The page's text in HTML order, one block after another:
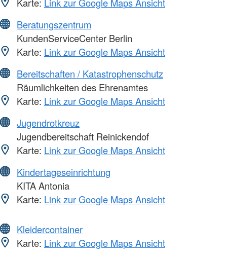
Beratungszentrum
KundenServiceCenter Berlin
Karte: Link zur Google Maps Ansicht
Bereitschaften / Katastrophenschutz
Räumlichkeiten des Ehrenamtes
Karte: Link zur Google Maps Ansicht
Jugendrotkreuz
Jugendbereitschaft Reinickendof
Karte: Link zur Google Maps Ansicht
Kindertageseinrichtung
KITA Antonia
Karte: Link zur Google Maps Ansicht
Kleidercontainer
Karte: Link zur Google Maps Ansicht